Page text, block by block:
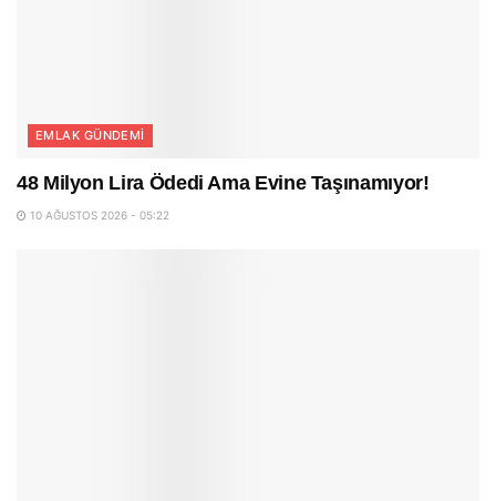
EMLAK GÜNDEMI
48 Milyon Lira Ödedi Ama Evine Taşınamıyor!
10 AĞUSTOS 2026 - 05:22